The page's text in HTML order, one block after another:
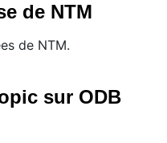
de NTM
de NTM.
sur ODB